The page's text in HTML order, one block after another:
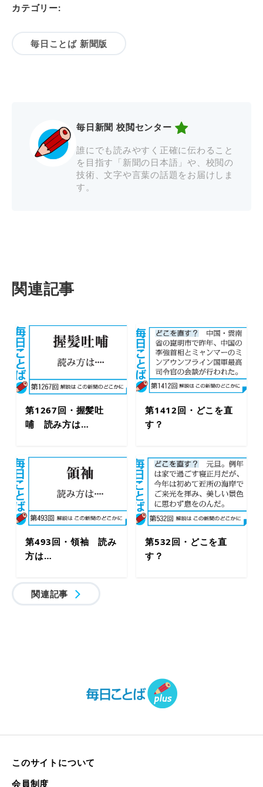
カテゴリー:
毎日ことば 新聞版
毎日新聞 校閲センター
誰にでも読みやすく正確に伝わること
を目指す「新聞の日本語」や、校閲の
技術、文字や言葉の話題をお届けしま
す。
関連記事
第1267回・握髪吐
哺 読み方は…
第1412回・どこを直
す？
第493回・領袖 読み
方は…
第532回・どこを直
す？
関連記事
このサイトについて
会員制度